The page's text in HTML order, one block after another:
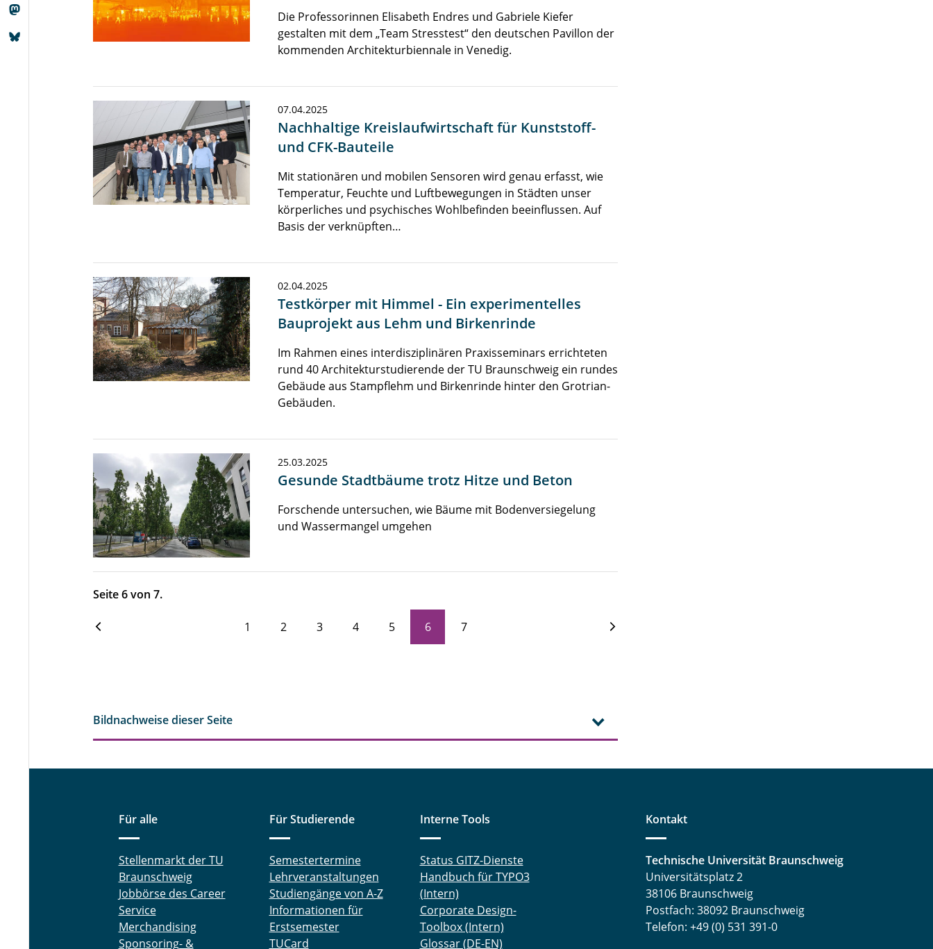
Die Professorinnen Elisabeth Endres und Gabriele Kiefer
gestalten mit dem „Team Stresstest“ den deutschen Pavillon der
kommenden Architekturbiennale in Venedig.
07.04.2025
Nachhaltige Kreislaufwirtschaft für Kunststoff-
und CFK-Bauteile
Mit stationären und mobilen Sensoren wird genau erfasst, wie
Temperatur, Feuchte und Luftbewegungen in Städten unser
körperliches und psychisches Wohlbefinden beeinflussen. Auf
Basis der verknüpften…
02.04.2025
Testkörper mit Himmel - Ein experimentelles
Bauprojekt aus Lehm und Birkenrinde
Im Rahmen eines interdisziplinären Praxisseminars errichteten
rund 40 Architekturstudierende der TU Braunschweig ein rundes
Gebäude aus Stampflehm und Birkenrinde hinter den Grotrian-
Gebäuden.
25.03.2025
Gesunde Stadtbäume trotz Hitze und Beton
Forschende untersuchen, wie Bäume mit Bodenversiegelung
und Wassermangel umgehen
Seite 6 von 7.
1 2 3 4 5 6 7
Bildnachweise dieser Seite
Für alle
Stellenmarkt der TU
Braunschweig
Jobbörse des Career
Service
Merchandising
Sponsoring- &
Für Studierende
Semestertermine
Lehrveranstaltungen
Studiengänge von A-Z
Informationen für
Erstsemester
TUCard
Interne Tools
Status GITZ-Dienste
Handbuch für TYPO3
(Intern)
Corporate Design-
Toolbox (Intern)
Glossar (DE-EN)
Kontakt
Technische Universität Braunschweig
Universitätsplatz 2
38106 Braunschweig
Postfach: 38092 Braunschweig
Telefon: +49 (0) 531 391-0